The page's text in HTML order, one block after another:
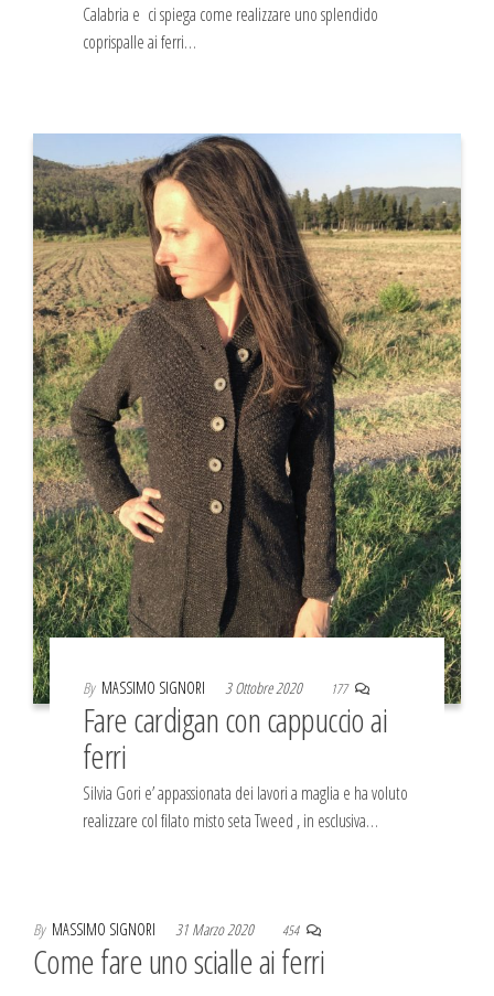
Calabria e ci spiega come realizzare uno splendido
coprispalle ai ferri…
By MASSIMO SIGNORI 3 Ottobre 2020 177
Fare cardigan con cappuccio ai
ferri
Silvia Gori e’ appassionata dei lavori a maglia e ha voluto
realizzare col filato misto seta Tweed , in esclusiva…
By MASSIMO SIGNORI 31 Marzo 2020 454
Come fare uno scialle ai ferri